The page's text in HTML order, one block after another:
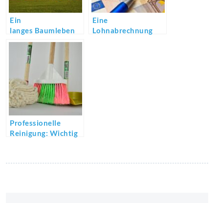
Ein
langes Baumleben
Eine
Lohnabrechnung
Professionelle
Reinigung: Wichtig